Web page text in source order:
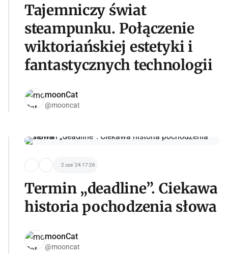
Tajemniczy świat
steampunku. Połączenie
wiktoriańskiej estetyki i
fantastycznych technologii
moonCat
@mooncat
2 cze '24 17:26
Termin „deadline”. Ciekawa
historia pochodzenia słowa
moonCat
@mooncat